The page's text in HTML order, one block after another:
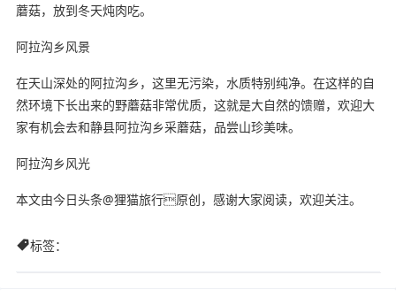
蘑菇，放到冬天炖肉吃。
阿拉沟乡风景
在天山深处的阿拉沟乡，这里无污染，水质特别纯净。在这样的自
然环境下长出来的野蘑菇非常优质，这就是大自然的馈赠，欢迎大
家有机会去和静县阿拉沟乡采蘑菇，品尝山珍美味。
阿拉沟乡风光
本文由今日头条@狸猫旅行原创，感谢大家阅读，欢迎关注。
标签：